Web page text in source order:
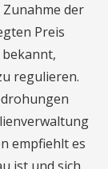
der
Preis
regulieren.
empfiehlt es